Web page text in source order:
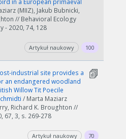
in a European primaeval
(MIIZ), Jakub Bubnicki,
// Behavioral Ecology
- 2020, 74, 128
Artykuł naukowy 100
industrial site provides a
an endangered woodland
Willow Tit Poecile
/ Marta Maziarz
Richard K. Broughton //
67, 3, s. 269-278
Artykuł naukowy 70